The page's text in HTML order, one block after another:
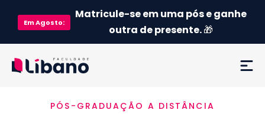
EmAgosto:
Matricule-se em uma pós e ganhe
outra de presente.🎁
EmentaPÓS-GRADUAÇÃO A DISTÂNCIA